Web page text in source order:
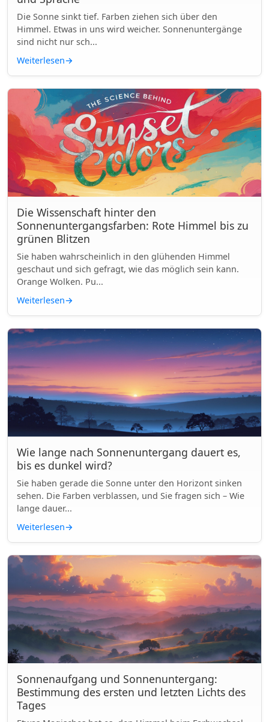
Die Sonne sinkt tief. Farben ziehen sich über den
Himmel. Etwas in uns wird weicher. Sonnenuntergänge
sind nicht nur sch...
Weiterlesen→
Die Wissenschaft hinter den
Sonnenuntergangsfarben: Rote Himmel bis zu
grünen Blitzen
Sie haben wahrscheinlich in den glühenden Himmel
geschaut und sich gefragt, wie das möglich sein kann.
Orange Wolken. Pu...
Weiterlesen→
Wie lange nach Sonnenuntergang dauert es,
bis es dunkel wird?
Sie haben gerade die Sonne unter den Horizont sinken
sehen. Die Farben verblassen, und Sie fragen sich – Wie
lange dauer...
Weiterlesen→
Sonnenaufgang und Sonnenuntergang:
Bestimmung des ersten und letzten Lichts des
Tages